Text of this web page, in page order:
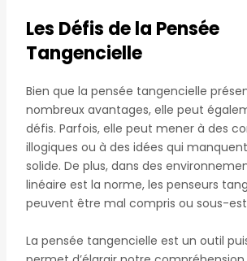
Les Défis de la Pensée
Tangencielle
Bien que la pensée tangencielle
nombreux avantages, elle peut
défis. Parfois, elle peut mener à des
illogiques ou à des idées qui
solide. De plus, dans des
linéaire est la norme, les penseurs
peuvent être mal compris ou sous-
La pensée tangencielle est un outil